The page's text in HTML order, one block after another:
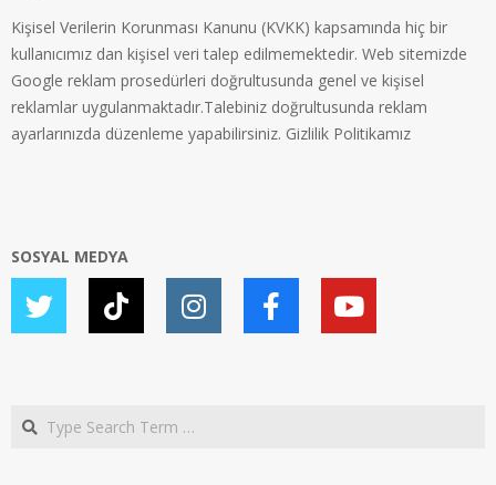
Kişisel Verilerin Korunması Kanunu (KVKK) kapsamında hiç bir
kullanıcımız dan kişisel veri talep edilmemektedir. Web sitemizde
Google reklam prosedürleri doğrultusunda genel ve kişisel
reklamlar uygulanmaktadır.Talebiniz doğrultusunda reklam
ayarlarınızda düzenleme yapabilirsiniz. Gizlilik Politikamız
SOSYAL MEDYA
Search